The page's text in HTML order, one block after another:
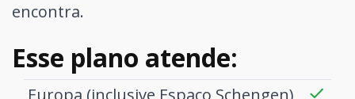
encontra.
Esse plano atende: